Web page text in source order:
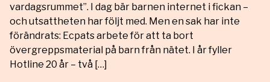
vardagsrummet”. I dag bär barnen internet i fickan –
och utsattheten har följt med. Men en sak har inte
förändrats: Ecpats arbete för att ta bort
övergreppsmaterial på barn från nätet. I år fyller
Hotline 20 år – två […]